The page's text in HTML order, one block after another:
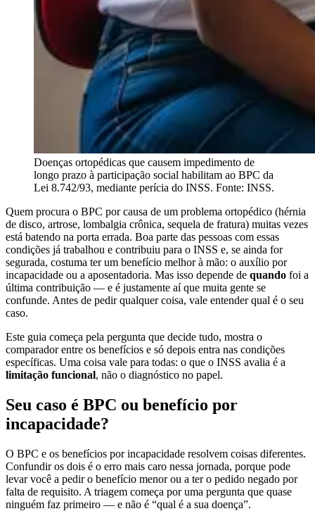
Doenças ortopédicas que causem impedimento de
longo prazo à participação social habilitam ao BPC da
Lei 8.742/93, mediante perícia do INSS. Fonte: INSS.
Quem procura o BPC por causa de um problema ortopédico (hérnia
de disco, artrose, lombalgia crônica, sequela de fratura) muitas vezes
está batendo na porta errada. Boa parte das pessoas com essas
condições já trabalhou e contribuiu para o INSS e, se ainda for
segurada, costuma ter um benefício melhor à mão: o auxílio por
incapacidade ou a aposentadoria. Mas isso depende de quando foi a
última contribuição — e é justamente aí que muita gente se
confunde. Antes de pedir qualquer coisa, vale entender qual é o seu
caso.
Este guia começa pela pergunta que decide tudo, mostra o
comparador entre os benefícios e só depois entra nas condições
específicas. Uma coisa vale para todas: o que o INSS avalia é a
limitação funcional, não o diagnóstico no papel.
Seu caso é BPC ou benefício por
incapacidade?
O BPC e os benefícios por incapacidade resolvem coisas diferentes.
Confundir os dois é o erro mais caro nessa jornada, porque pode
levar você a pedir o benefício menor ou a ter o pedido negado por
falta de requisito. A triagem começa por uma pergunta que quase
ninguém faz primeiro — e não é “qual é a sua doença”.